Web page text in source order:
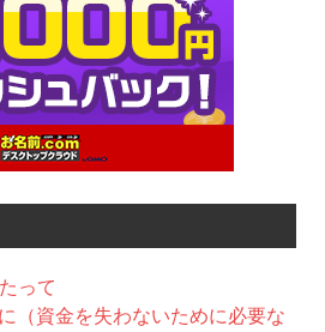
って
（資金を失わないために必要な